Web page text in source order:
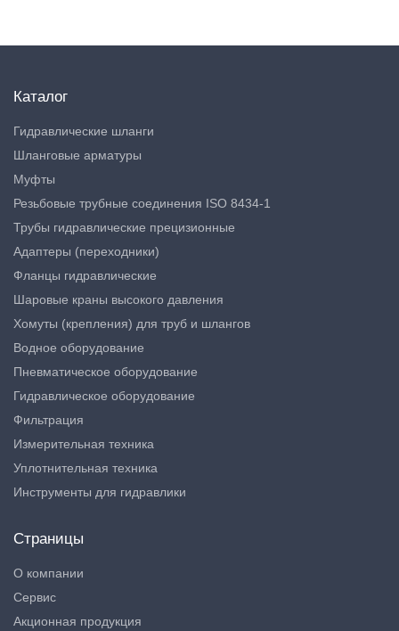
Каталог
Гидравлические шланги
Шланговые арматуры
Муфты
Резьбовые трубные соединения ISO 8434-1
Трубы гидравлические прецизионные
Адаптеры (переходники)
Фланцы гидравлические
Шаровые краны высокого давления
Хомуты (крепления) для труб и шлангов
Водное оборудование
Пневматическое оборудование
Гидравлическое оборудование
Фильтрация
Измерительная техника
Уплотнительная техника
Инструменты для гидравлики
Страницы
О компании
Сервис
Акционная продукция